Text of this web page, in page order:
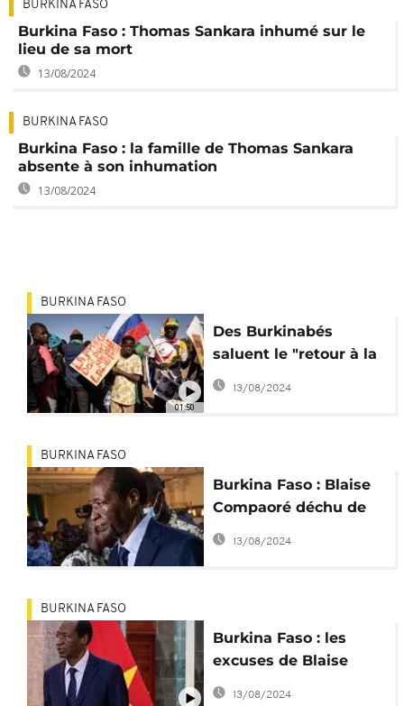
BURKINA FASO
Burkina Faso : Thomas Sankara inhumé sur le
lieu de sa mort
13/08/2024
BURKINA FASO
Burkina Faso : la famille de Thomas Sankara
absente à son inhumation
13/08/2024
01:50
BURKINA FASO
Des Burkinabés
saluent le "retour à la
souveraineté"
13/08/2024
BURKINA FASO
Burkina Faso : Blaise
Compaoré déchu de
son titre de Docteur
13/08/2024
BURKINA FASO
Burkina Faso : les
excuses de Blaise
Compaoré divisent
13/08/2024